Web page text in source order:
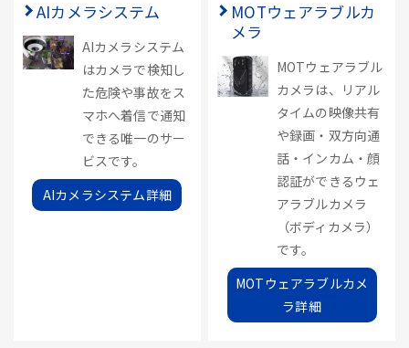
AIカメラシステム
AIカメラシステム
はカメラで検知し
た危険や事故をス
マホへ着信で通知
できる唯一のサー
ビスです。
AIカメラシステム詳細
MOTウェアラブルカ
メラ
MOTウェアラブル
カメラは、リアル
タイムの映像共有
や録画・双方向通
話・インカム・顔
認証ができるウェ
アラブルカメラ
（ボディカメラ）
です。
MOTウェアラブルカメ
ラ詳細